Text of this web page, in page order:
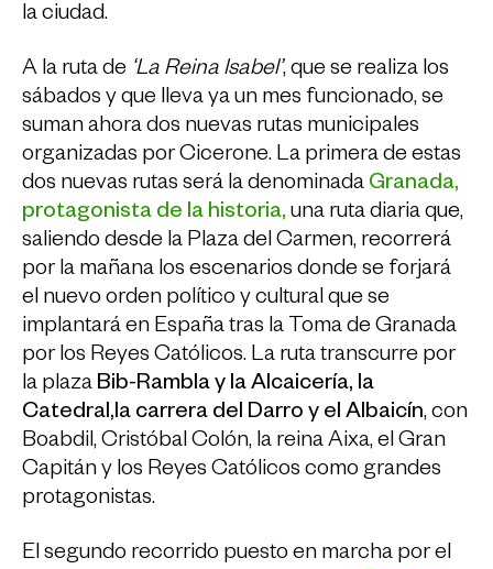
la ciudad.
A la ruta de ‘La Reina Isabel’, que se realiza los
sábados y que lleva ya un mes funcionado, se
suman ahora dos nuevas rutas municipales
organizadas por Cicerone. La primera de estas
dos nuevas rutas será la denominada Granada,
protagonista de la historia, una ruta diaria que,
saliendo desde la Plaza del Carmen, recorrerá
por la mañana los escenarios donde se forjará
el nuevo orden político y cultural que se
implantará en España tras la Toma de Granada
por los Reyes Católicos. La ruta transcurre por
la plaza Bib-Rambla y la Alcaicería, la
Catedral,la carrera del Darro y el Albaicín, con
Boabdil, Cristóbal Colón, la reina Aixa, el Gran
Capitán y los Reyes Católicos como grandes
protagonistas.
El segundo recorrido puesto en marcha por el